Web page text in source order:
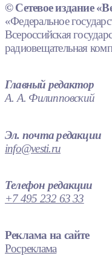
© Сетевое издание
«Федеральное
Всероссийская
радиовещательная
Главный редактор
А. А. Филипповский
Эл. почта редакции
info@vesti.ru
Телефон редакции
+7 495 232 63 33
Реклама на сайте
Росреклама